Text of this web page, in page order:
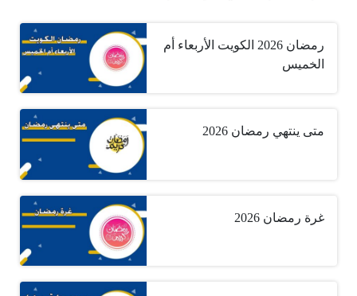
رمضان 2026 الكويت الأربعاء أم
الخميس
متى ينتهي رمضان 2026
غرة رمضان 2026